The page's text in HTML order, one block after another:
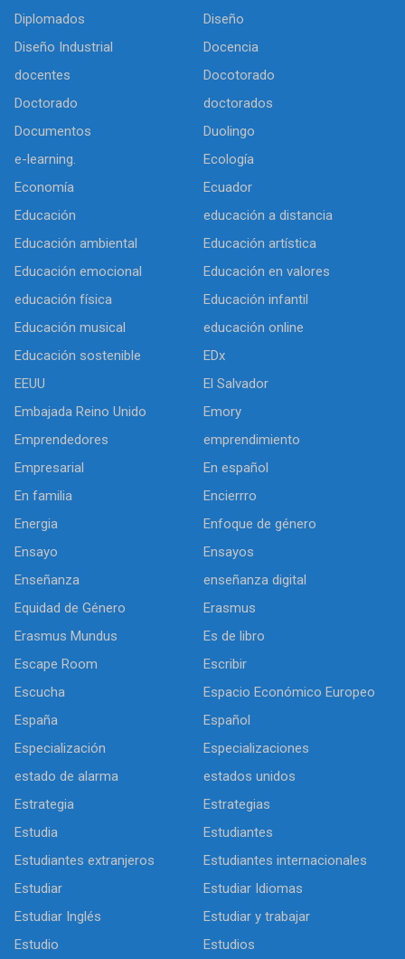
Diplomados
Diseño
Diseño Industrial
Docencia
docentes
Docotorado
Doctorado
doctorados
Documentos
Duolingo
e-learning.
Ecología
Economía
Ecuador
Educación
educación a distancia
Educación ambiental
Educación artística
Educación emocional
Educación en valores
educación física
Educación infantil
Educación musical
educación online
Educación sostenible
EDx
EEUU
El Salvador
Embajada Reino Unido
Emory
Emprendedores
emprendimiento
Empresarial
En español
En familia
Encierrro
Energia
Enfoque de género
Ensayo
Ensayos
Enseñanza
enseñanza digital
Equidad de Género
Erasmus
Erasmus Mundus
Es de libro
Escape Room
Escribir
Escucha
Espacio Económico Europeo
España
Español
Especialización
Especializaciones
estado de alarma
estados unidos
Estrategia
Estrategias
Estudia
Estudiantes
Estudiantes extranjeros
Estudiantes internacionales
Estudiar
Estudiar Idiomas
Estudiar Inglés
Estudiar y trabajar
Estudio
Estudios